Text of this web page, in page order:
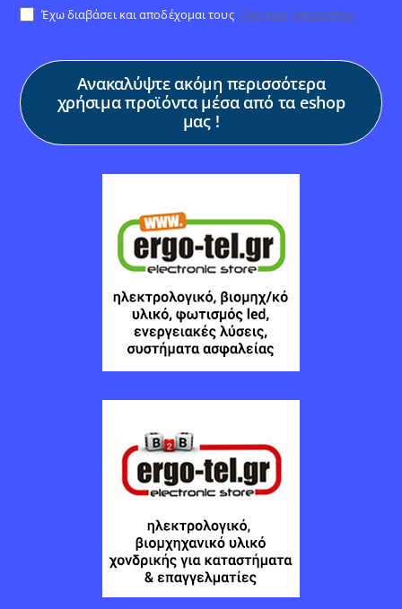
Έχω διαβάσει και αποδέχομαι τους Πολιτική Απορρήτου
Ανακαλύψτε ακόμη περισσότερα
χρήσιμα προϊόντα μέσα από τα eshop
μας !